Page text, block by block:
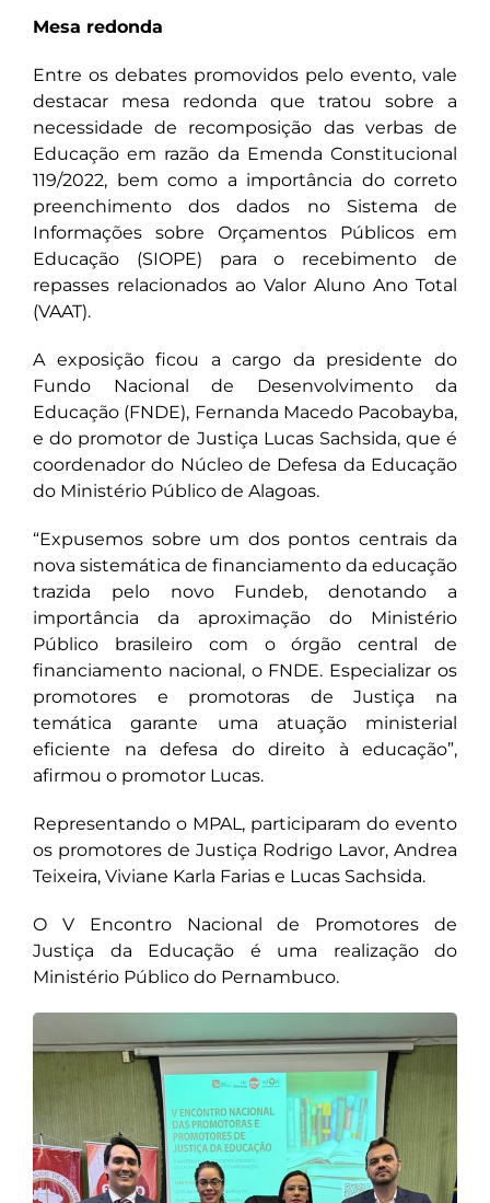
Mesa redonda
Entre os debates promovidos pelo evento, vale
destacar mesa redonda que tratou sobre a
necessidade de recomposição das verbas de
Educação em razão da Emenda Constitucional
119/2022, bem como a importância do correto
preenchimento dos dados no Sistema de
Informações sobre Orçamentos Públicos em
Educação (SIOPE) para o recebimento de
repasses relacionados ao Valor Aluno Ano Total
(VAAT).
A exposição ficou a cargo da presidente do
Fundo Nacional de Desenvolvimento da
Educação (FNDE), Fernanda Macedo Pacobayba,
e do promotor de Justiça Lucas Sachsida, que é
coordenador do Núcleo de Defesa da Educação
do Ministério Público de Alagoas.
“Expusemos sobre um dos pontos centrais da
nova sistemática de financiamento da educação
trazida pelo novo Fundeb, denotando a
importância da aproximação do Ministério
Público brasileiro com o órgão central de
financiamento nacional, o FNDE. Especializar os
promotores e promotoras de Justiça na
temática garante uma atuação ministerial
eficiente na defesa do direito à educação”,
afirmou o promotor Lucas.
Representando o MPAL, participaram do evento
os promotores de Justiça Rodrigo Lavor, Andrea
Teixeira, Viviane Karla Farias e Lucas Sachsida.
O V Encontro Nacional de Promotores de
Justiça da Educação é uma realização do
Ministério Público do Pernambuco.